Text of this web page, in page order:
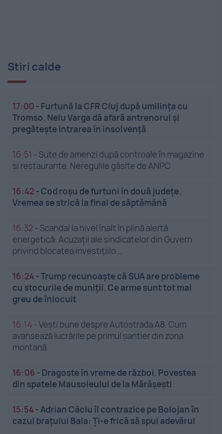
Stiri calde
17:00 - Furtună la CFR Cluj după umilința cu
Tromso. Nelu Varga dă afară antrenorul și
pregătește intrarea în insolvență
16:51 - Sute de amenzi după controale în magazine
și restaurante. Neregulile găsite de ANPC
16:42 -Cod roșu de furtuni în două județe.
Vremea se strică la final de săptămână
16:32 - Scandal la nivel înalt în plină alertă
energetică: Acuzații ale sindicatelor din Guvern
privind blocatea investițiilo...
16:24-Trump recunoaște că SUA are probleme
cu stocurile de muniții. Ce arme sunt tot mai
greu de înlocuit
16:14 -Vești bune despre Autostrada A8. Cum
avansează lucrările pe primul șantier din zona
montană
16:06 - Dragoste în vreme de război. Povestea
din spatele Mausoleului de la Mărășești
15:54-Adrian Câciu îl contrazice pe Bolojan în
cazul brațului Bala: Ți-e frică să spui adevărul